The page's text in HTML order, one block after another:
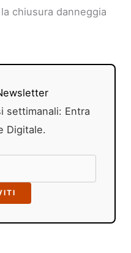
chiusura danneggia
settimanali: Entra
Digitale.